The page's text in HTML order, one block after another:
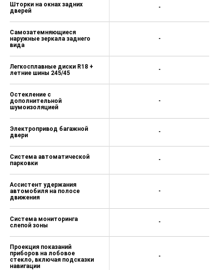
Шторки на окнах задних
дверей
Самозатемняющиеся
наружные зеркала заднего
вида
Легкосплавные диски R18 +
летние шины 245/45
Остекление с
дополнительной
шумоизоляцией
Электропривод багажной
двери
Система автоматической
парковки
Ассистент удержания
автомобиля на полосе
движения
Система мониторинга
слепой зоны
Проекция показаний
приборов на лобовое
стекло, включая подсказки
навигации
-
-
-
-
-
-
-
-
-